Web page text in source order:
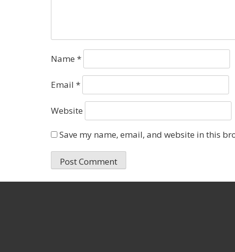
Name *
Email *
Website
Save my name, email, and website in this